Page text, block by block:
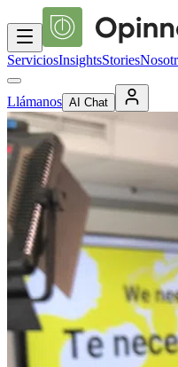
ServiciosInsightsStories
Llámanos AI Chat